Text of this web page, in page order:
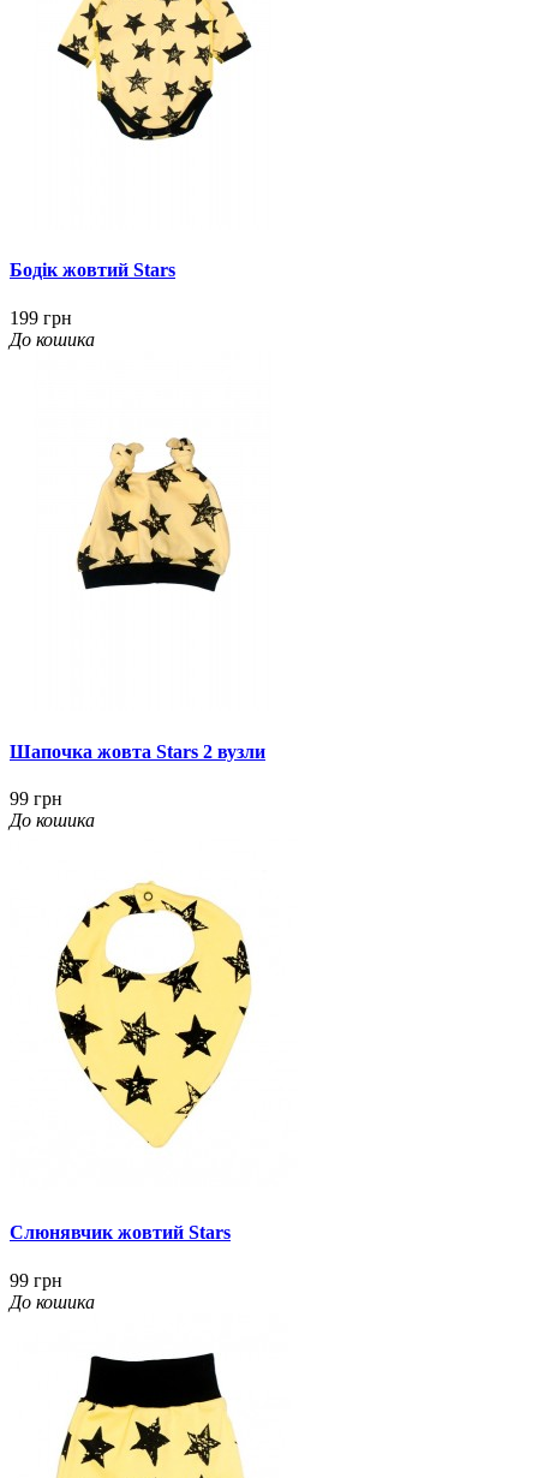
Бодік жовтий Stars
199 грн
До кошика
Шапочка жовта Stars 2 вузли
99 грн
До кошика
Слюнявчик жовтий Stars
99 грн
До кошика